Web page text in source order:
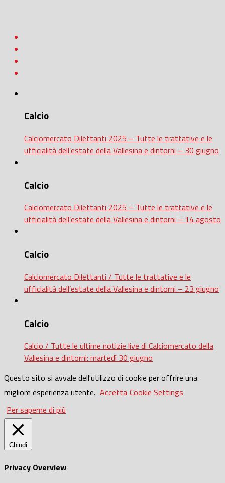
Calcio
Calciomercato Dilettanti 2025 – Tutte le trattative e le
ufficialità dell’estate della Vallesina e dintorni – 30 giugno
Calcio
Calciomercato Dilettanti 2025 – Tutte le trattative e le
ufficialità dell’estate della Vallesina e dintorni – 14 agosto
Calcio
Calciomercato Dilettanti / Tutte le trattative e le
ufficialità dell’estate della Vallesina e dintorni – 23 giugno
Calcio
Calcio / Tutte le ultime notizie live di Calciomercato della
Vallesina e dintorni: martedì 30 giugno
Questo sito si avvale dell'utilizzo di cookie per offrire una
migliore esperienza utente. Accetta Cookie Settings
Per saperne di più
Chiudi
Privacy Overview